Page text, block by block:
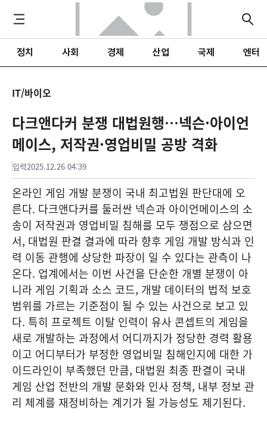
정치 사회 경제 산업 국제 엔터
IT/바이오
다크앤다커 분쟁 대법원행…넥슨·아이언
메이스, 저작권·영업비밀 공방 격화
입력2025.12.26 04:39
온라인 게임 개발 분쟁이 국내 최고법원 판단대에 오
른다. 다크앤다커를 둘러싼 넥슨과 아이언메이스의 소
송이 저작권과 영업비밀 침해를 모두 쟁점으로 삼으면
서, 대법원 판결 결과에 따라 향후 게임 개발 방식과 인
력 이동 관행에 상당한 파장이 일 수 있다는 관측이 나
온다. 업계에서는 이번 사건을 단순한 개별 분쟁이 아
니라 게임 기획과 소스 코드, 개발 데이터의 법적 보호
범위를 가르는 기준점이 될 수 있는 사건으로 보고 있
다. 특히 프로젝트 이탈 인력이 유사 콘셉트의 게임을
새로 개발하는 과정에서 어디까지가 정당한 경력 활용
이고 어디부터가 부정한 영업비밀 침해인지에 대한 가
이드라인이 부족했던 만큼, 대법원 최종 판결이 국내
게임 산업 전반의 개발 문화와 인사 정책, 내부 정보 관
리 체계를 재정비하는 계기가 될 가능성도 제기된다.